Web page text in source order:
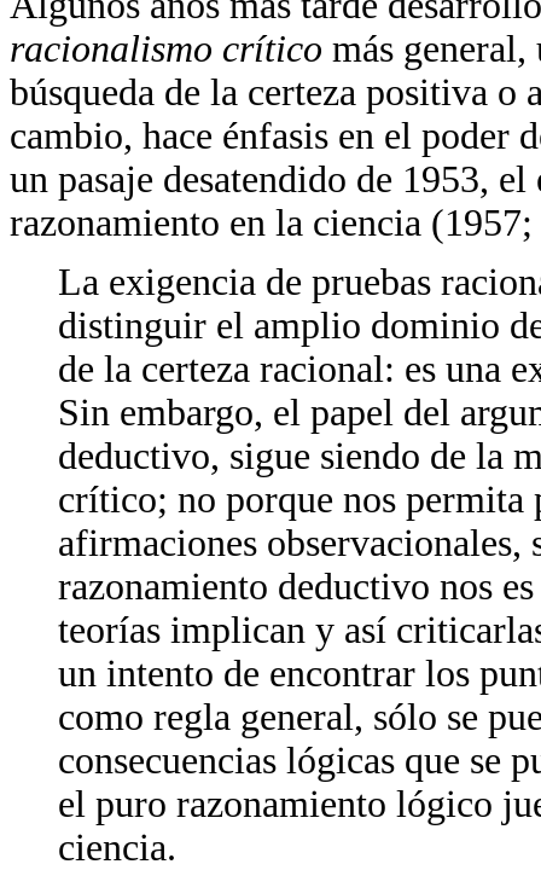
racionalismo crítico más
búsqueda de la certeza positiva o
cambio, hace énfasis en el
un pasaje desatendido de 1953,
razonamiento en la ciencia
La exigencia de pruebas
distinguir el amplio dominio
de la certeza racional: es una
Sin embargo, el papel del
deductivo, sigue siendo de la
crítico; no porque nos permita
afirmaciones
razonamiento deductivo nos
teorías implican y así
un intento de encontrar los
como regla general, sólo se
consecuencias lógicas que se
el puro razonamiento lógico
ciencia.